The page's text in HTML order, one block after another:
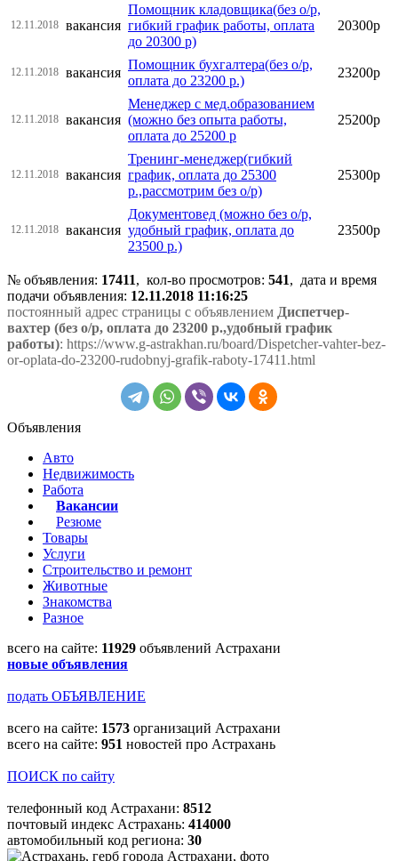
12.11.2018 вакансия
Помощник кладовщика(без о/р,
гибкий график работы, оплата
до 20300 р)
20300р
12.11.2018 вакансия
Помощник бухгалтера(без о/р,
оплата до 23200 р.)
23200р
12.11.2018 вакансия
Менеджер с мед.образованием
(можно без опыта работы,
оплата до 25200 р
25200р
12.11.2018 вакансия
Тренинг-менеджер(гибкий
график, оплата до 25300
р.,рассмотрим без о/р)
25300р
12.11.2018 вакансия
Документовед (можно без о/р,
удобный график, оплата до
23500 р.)
23500р
№ объявления: 17411, кол-во просмотров: 541, дата и время
подачи объявления: 12.11.2018 11:16:25
постоянный адрес страницы с объявлением Диспетчер-
вахтер (без о/р, оплата до 23200 р.,удобный график
работы): https://www.g-astrakhan.ru/board/Dispetcher-vahter-bez-
or-oplata-do-23200-rudobnyj-grafik-raboty-17411.html
Объявления
Авто
Недвижимость
Работа
Вакансии
Резюме
Товары
Услуги
Строительство и ремонт
Животные
Знакомства
Разное
всего на сайте: 11929 объявлений Астрахани
новые объявления
подать ОБЪЯВЛЕНИЕ
всего на сайте: 1573 организаций Астрахани
всего на сайте: 951 новостей про Астрахань
ПОИСК по сайту
телефонный код Астрахани: 8512
почтовый индекс Астрахань: 414000
автомобильный код региона: 30